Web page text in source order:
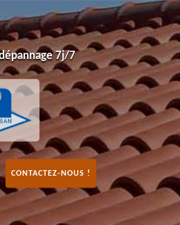
7j/7
CONTACTEZ-NOUS !